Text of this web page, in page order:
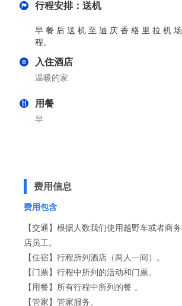
行程安排：送机
早 餐 后 送 机 至 迪 庆 香 格 里 拉 机
程。
入住酒店
温暖的家
用餐
早
费用信息
费用包含
【交通】根据人数我们使用越野车或者商
店员工。
【住宿】行程所列酒店（两人一间）。
【门票】行程中所列的活动和门票。
【用餐】所有行程中所列的餐 。
【管家】管家服务。